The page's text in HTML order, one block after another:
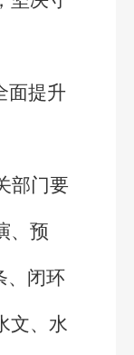
面提升
部门要
、预
、闭环
文、水